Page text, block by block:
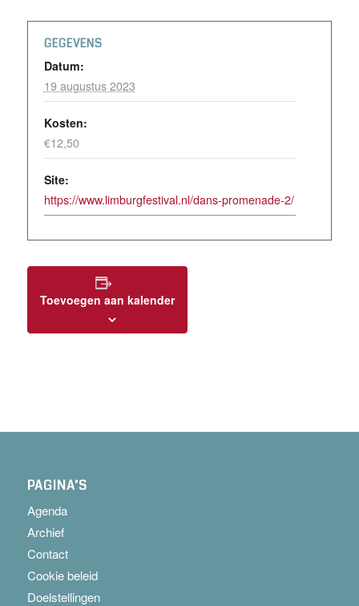
GEGEVENS
Datum:
19 augustus 2023
Kosten:
€12,50
Site:
https://www.limburgfestival.nl/dans-promenade-2/
Toevoegen aan kalender
PAGINA’S
Agenda
Archief
Contact
Cookie beleid
Doelstellingen